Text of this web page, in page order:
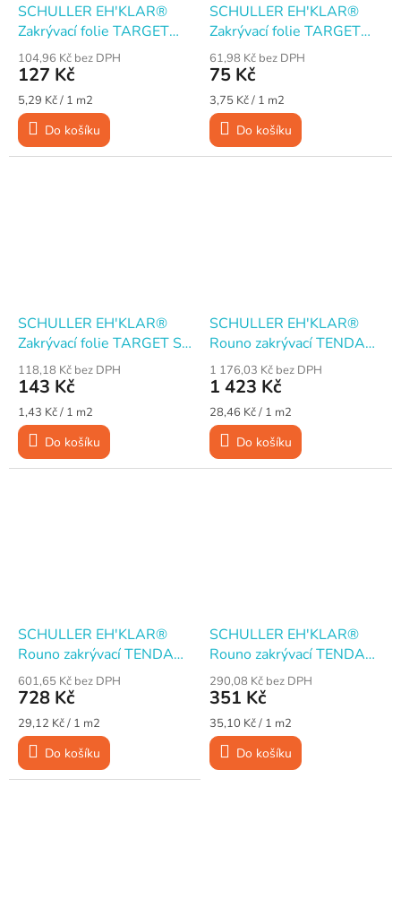
SCHULLER EH'KLAR®
Zakrývací folie TARGET
S50 LDPE černá 50 um,
4×6 m
104,96 Kč bez DPH
127 Kč
Měrná
cena:
5,29 Kč / 1 m2
Do košíku
SCHULLER EH'KLAR®
Zakrývací folie TARGET
S30 LDPE 30 um, 4×5 m
61,98 Kč bez DPH
75 Kč
Měrná
cena:
3,75 Kč / 1 m2
Do košíku
SCHULLER EH'KLAR®
Zakrývací folie TARGET S7
HDPE 7 um, 2×50 m
118,18 Kč bez DPH
143 Kč
Měrná
cena:
1,43 Kč / 1 m2
Do košíku
SCHULLER EH'KLAR®
Rouno zakrývací TENDA
savé s folií, 100 cm × 50
m
1 176,03 Kč bez DPH
1 423 Kč
Měrná
cena:
28,46 Kč / 1 m2
Do košíku
SCHULLER EH'KLAR®
Rouno zakrývací TENDA
savé s folií, 100 cm × 25
m
601,65 Kč bez DPH
728 Kč
Měrná
cena:
29,12 Kč / 1 m2
Do košíku
SCHULLER EH'KLAR®
Rouno zakrývací TENDA
savé s folií, 100 cm × 10
m
290,08 Kč bez DPH
351 Kč
Měrná
cena:
35,10 Kč / 1 m2
Do košíku